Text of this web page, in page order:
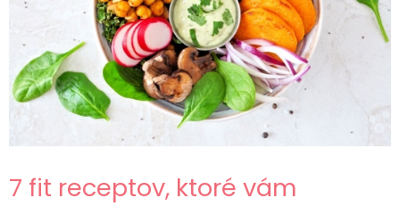
7 fit receptov, ktoré vám